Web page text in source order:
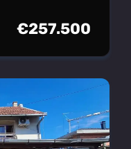
€257.500